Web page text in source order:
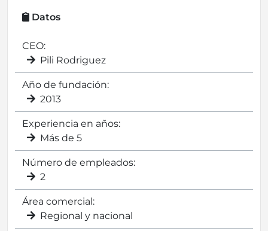
Datos
CEO:
Pili Rodriguez
Año de fundación:
2013
Experiencia en años:
Más de 5
Número de empleados:
2
Área comercial:
Regional y nacional